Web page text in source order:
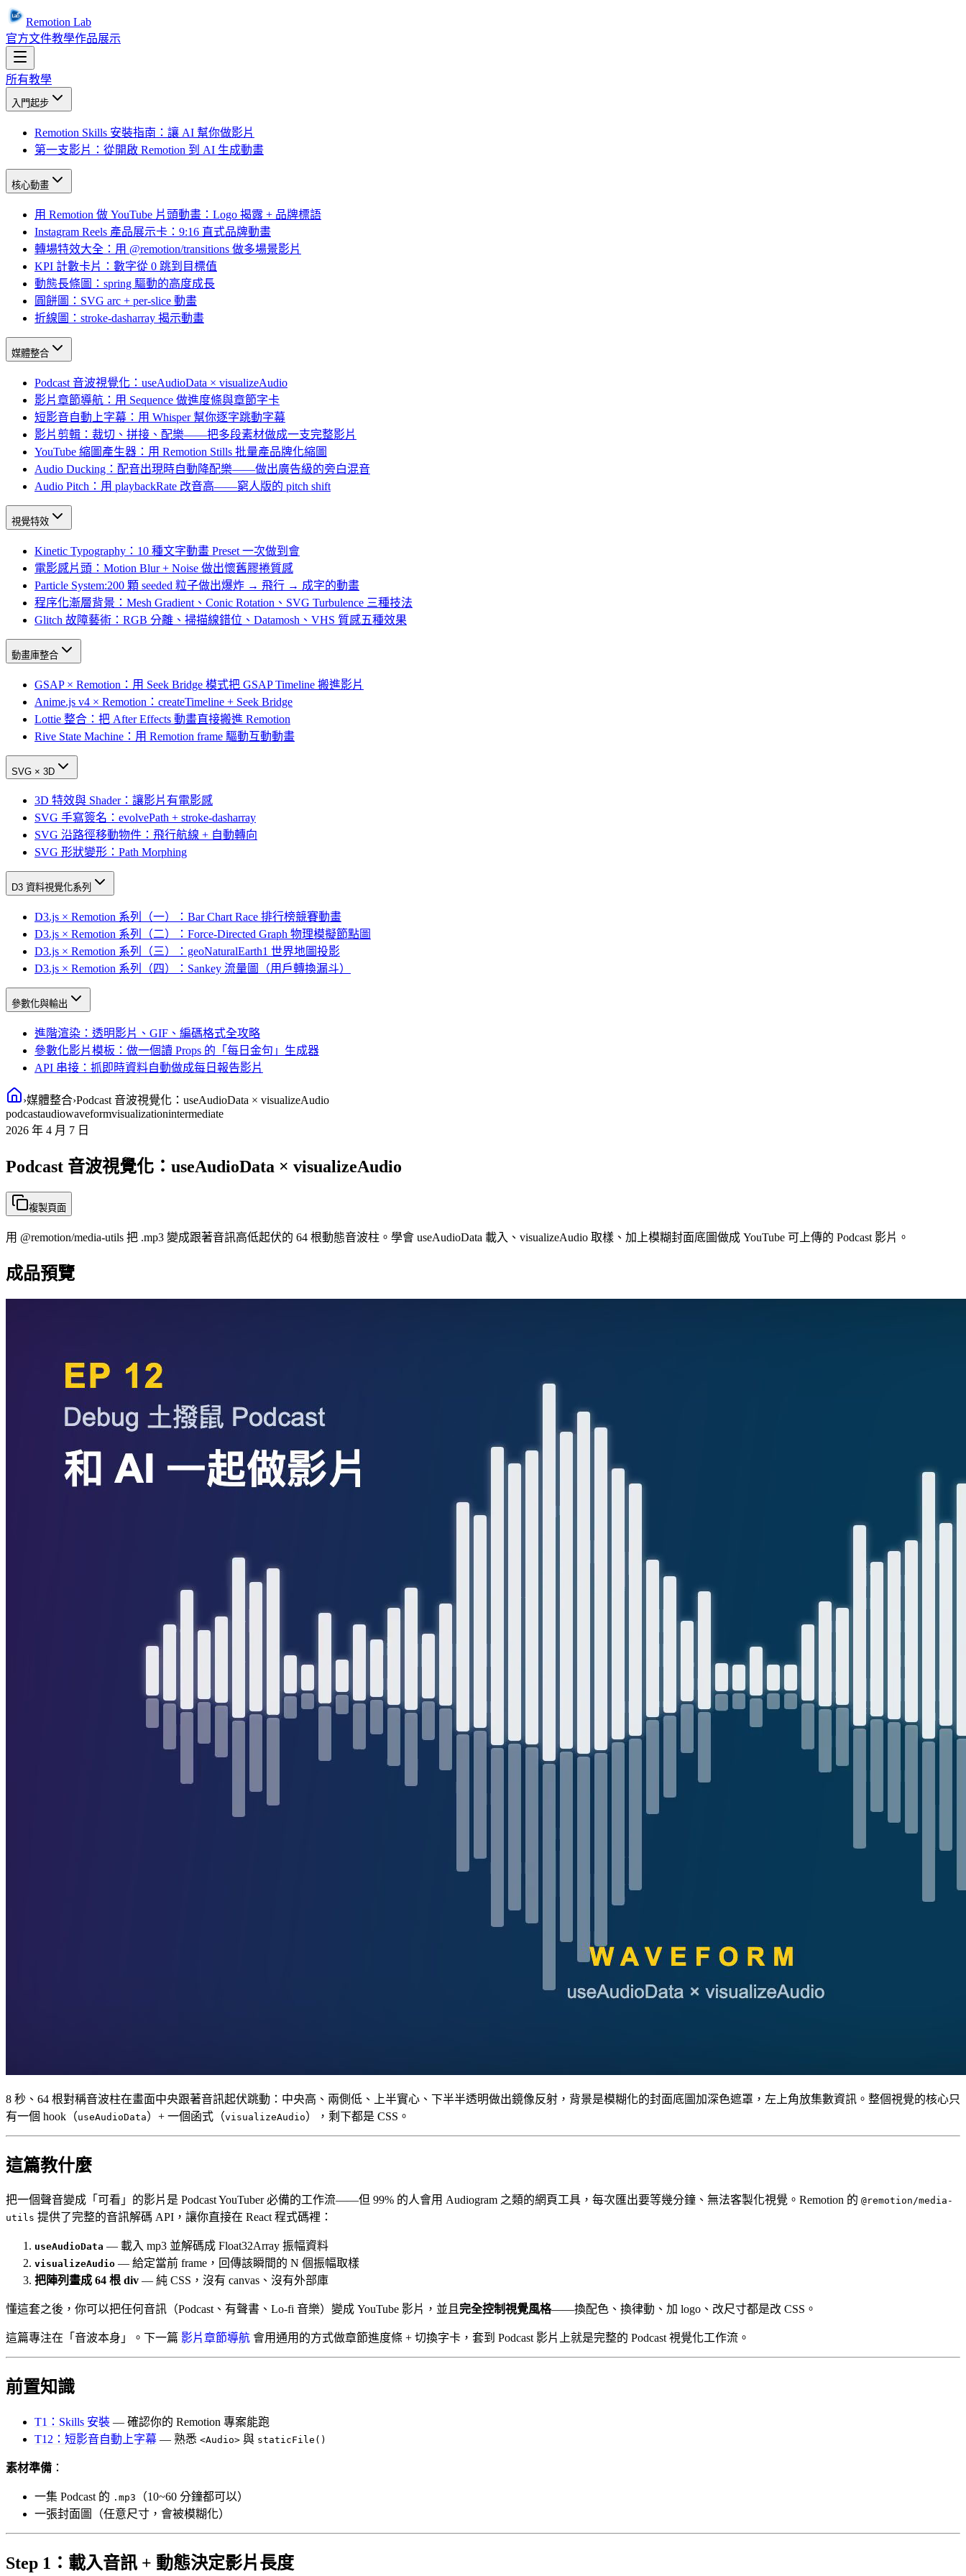
Remotion Lab
官方文件教學作品展示
所有教學
入門起步
Remotion Skills 安裝指南：讓 AI 幫你做影片
第一支影片：從開啟 Remotion 到 AI 生成動畫
核心動畫
用 Remotion 做 YouTube 片頭動畫：Logo 揭露 + 品牌標語
Instagram Reels 產品展示卡：9:16 直式品牌動畫
轉場特效大全：用 @remotion/transitions 做多場景影片
KPI 計數卡片：數字從 0 跳到目標值
動態長條圖：spring 驅動的高度成長
圓餅圖：SVG arc + per-slice 動畫
折線圖：stroke-dasharray 揭示動畫
媒體整合
Podcast 音波視覺化：useAudioData × visualizeAudio
影片章節導航：用 Sequence 做進度條與章節字卡
短影音自動上字幕：用 Whisper 幫你逐字跳動字幕
影片剪輯：裁切、拼接、配樂——把多段素材做成一支完整影片
YouTube 縮圖產生器：用 Remotion Stills 批量產品牌化縮圖
Audio Ducking：配音出現時自動降配樂——做出廣告級的旁白混音
Audio Pitch：用 playbackRate 改音高——窮人版的 pitch shift
視覺特效
Kinetic Typography：10 種文字動畫 Preset 一次做到會
電影感片頭：Motion Blur + Noise 做出懷舊膠捲質感
Particle System:200 顆 seeded 粒子做出爆炸 → 飛行 → 成字的動畫
程序化漸層背景：Mesh Gradient、Conic Rotation、SVG Turbulence 三種技法
Glitch 故障藝術：RGB 分離、掃描線錯位、Datamosh、VHS 質感五種效果
動畫庫整合
GSAP × Remotion：用 Seek Bridge 模式把 GSAP Timeline 搬進影片
Anime.js v4 × Remotion：createTimeline + Seek Bridge
Lottie 整合：把 After Effects 動畫直接搬進 Remotion
Rive State Machine：用 Remotion frame 驅動互動動畫
SVG × 3D
3D 特效與 Shader：讓影片有電影感
SVG 手寫簽名：evolvePath + stroke-dasharray
SVG 沿路徑移動物件：飛行航線 + 自動轉向
SVG 形狀變形：Path Morphing
D3 資料視覺化系列
D3.js × Remotion 系列（一）：Bar Chart Race 排行榜競賽動畫
D3.js × Remotion 系列（二）：Force-Directed Graph 物理模擬節點圖
D3.js × Remotion 系列（三）：geoNaturalEarth1 世界地圖投影
D3.js × Remotion 系列（四）：Sankey 流量圖（用戶轉換漏斗）
參數化與輸出
進階渲染：透明影片、GIF、編碼格式全攻略
參數化影片模板：做一個讀 Props 的「每日金句」生成器
API 串接：抓即時資料自動做成每日報告影片
›媒體整合›Podcast 音波視覺化：useAudioData × visualizeAudio
podcastaudiowaveformvisualizationintermediate
2026 年 4 月 7 日
Podcast 音波視覺化：useAudioData × visualizeAudio
複製頁面
用 @remotion/media-utils 把 .mp3 變成跟著音訊高低起伏的 64 根動態音波柱。學會 useAudioData 載入、visualizeAudio 取樣、加上模糊封面底圖做成 YouTube 可上傳的 Podcast 影片。
成品預覽
8 秒、64 根對稱音波柱在畫面中央跟著音訊起伏跳動：中央高、兩側低、上半實心、下半半透明做出鏡像反射，背景是模糊化的封面底圖加深色遮罩，左上角放集數資訊。整個視覺的核心只
有一個 hook（useAudioData）+ 一個函式（visualizeAudio），剩下都是 CSS。
這篇教什麼
把一個聲音變成「可看」的影片是 Podcast YouTuber 必備的工作流——但 99% 的人會用 Audiogram 之類的網頁工具，每次匯出要等幾分鐘、無法客製化視覺。Remotion 的 @remotion/media-
utils 提供了完整的音訊解碼 API，讓你直接在 React 程式碼裡：
useAudioData — 載入 mp3 並解碼成 Float32Array 振幅資料
visualizeAudio — 給定當前 frame，回傳該瞬間的 N 個振幅取樣
把陣列畫成 64 根 div — 純 CSS，沒有 canvas、沒有外部庫
懂這套之後，你可以把任何音訊（Podcast、有聲書、Lo-fi 音樂）變成 YouTube 影片，並且完全控制視覺風格——換配色、換律動、加 logo、改尺寸都是改 CSS。
這篇專注在「音波本身」。下一篇 影片章節導航 會用通用的方式做章節進度條 + 切換字卡，套到 Podcast 影片上就是完整的 Podcast 視覺化工作流。
前置知識
T1：Skills 安裝 — 確認你的 Remotion 專案能跑
T12：短影音自動上字幕 — 熟悉 <Audio> 與 staticFile()
素材準備 ：
一集 Podcast 的 .mp3
（10~60 分鐘都可以）
一張封面圖（任意尺寸，會被模糊化）
Step 1：載入音訊 + 動態決定影片長度